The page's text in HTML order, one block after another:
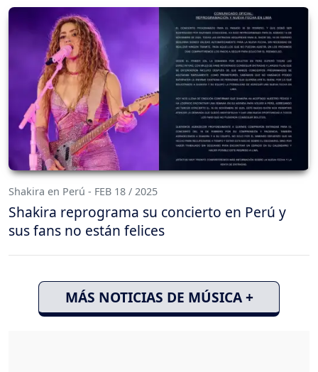
Shakira en Perú - FEB 18 / 2025
Shakira reprograma su concierto en Perú y
sus fans no están felices
MÁS NOTICIAS DE MÚSICA +